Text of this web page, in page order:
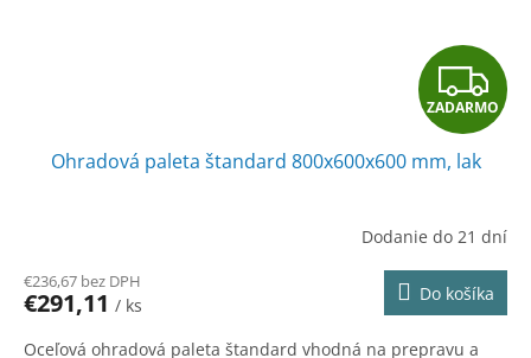
Z
A
A
R
M
ZADARMO
Ohradová paleta štandard 800x600x600 mm, lak
Dodanie do 21 dní
€236,67 bez DPH
€291,11 / ks
Do košíka
Oceľová ohradová paleta štandard vhodná na prepravu a